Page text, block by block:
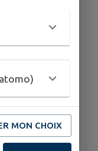
! Après la
obstiné de
de Logres à sa
téméraires
Nouvelle
leur valeur aux
Orcaniens aux
MON CHOIX